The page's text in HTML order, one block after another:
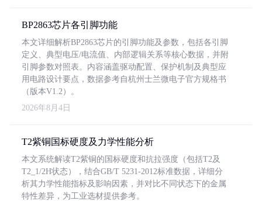
BP2863芯片各引脚功能
本文详细解析BP2863芯片的引脚功能及参数，包括各引脚
定义、典型电压/电流值、内部逻辑关系等核心数据，并附
引脚参数对照表。内容涵盖驱动配置、保护机制及典型应
用电路设计要点，数据参考自杭州士兰微电子官方规格书
（版本V1.2）。
2026年8月4日
T2紫铜国标硬度及力学性能分析
本文系统解读T2紫铜的国标硬度和抗拉强度（包括T2及
T2_1/2H状态），结合GB/T 5231-2012标准数据，详细分
析其力学性能指标及影响因素，并对比不同状态下的金属
特性差异，为工业选材提供参考。